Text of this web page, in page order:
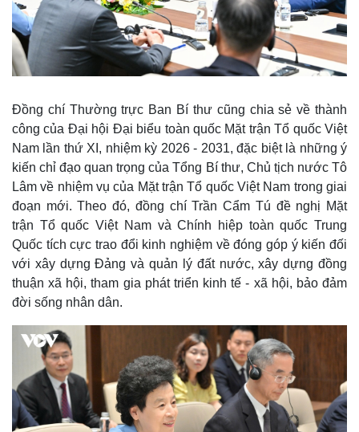
Đồng chí Thường trực Ban Bí thư cũng chia sẻ về thành
công của Đại hội Đại biểu toàn quốc Mặt trận Tổ quốc Việt
Nam lần thứ XI, nhiệm kỳ 2026 - 2031, đặc biệt là những ý
kiến chỉ đạo quan trọng của Tổng Bí thư, Chủ tịch nước Tô
Lâm về nhiệm vụ của Mặt trận Tổ quốc Việt Nam trong giai
đoạn mới. Theo đó, đồng chí Trần Cẩm Tú đề nghị Mặt
trận Tổ quốc Việt Nam và Chính hiệp toàn quốc Trung
Quốc tích cực trao đổi kinh nghiệm về đóng góp ý kiến đối
với xây dựng Đảng và quản lý đất nước, xây dựng đồng
thuận xã hội, tham gia phát triển kinh tế - xã hội, bảo đảm
đời sống nhân dân.